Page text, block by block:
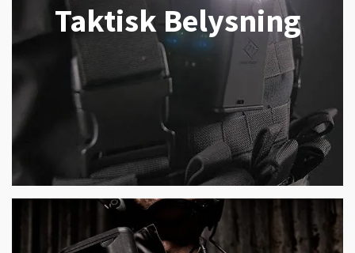
Taktisk Belysning